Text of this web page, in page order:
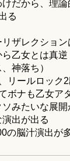
だから、理
る
ザレクショ
乙女とは真
神落ち）
リールロック
ボナも乙女ア
みたいな展
演出が出る
の脳汁演出が